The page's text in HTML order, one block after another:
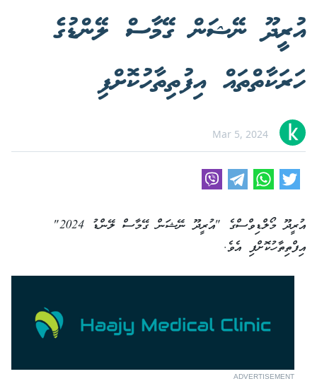
އުރީދޫ ނޭޝަން ގޭމާސް ލޭންޑުގެ
ހަރަކާތްތައް އިފުތިތާހުކޮށްފި
Mar 5, 2024
އުރީދޫ މޯލްޑިވްސްގެ "އުރީދޫ ނޭޝަން ގޭމާސް ލޭންޑު 2024"
އިފްތިތާހުކޮށްފި އެވެ.
ADVERTISEMENT